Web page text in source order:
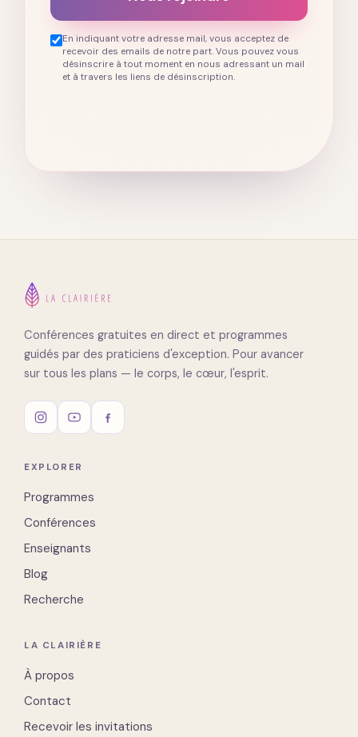
En indiquant votre adresse mail, vous acceptez de
recevoir des emails de notre part. Vous pouvez vous
désinscrire à tout moment en nous adressant un mail
et à travers les liens de désinscription.
Conférences gratuites en direct et programmes
guidés par des praticiens d'exception. Pour avancer
sur tous les plans — le corps, le cœur, l'esprit.
EXPLORER
Programmes
Conférences
Enseignants
Blog
Recherche
LA CLAIRIÈRE
À propos
Contact
Recevoir les invitations